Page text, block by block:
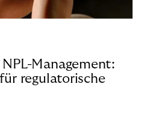
Management:
regulatorische